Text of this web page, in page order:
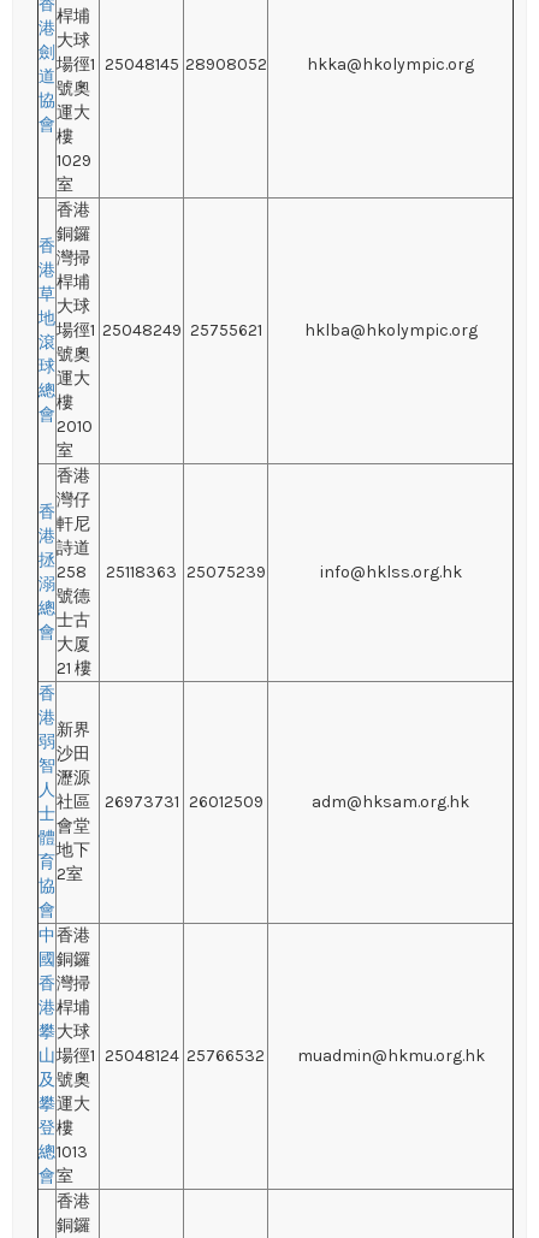
香
港
劍
道
協
會
桿埔
大球
場徑1
號奧
運大
樓
1029
室
25048145 28908052 hkka@hkolympic.org
香
港
草
地
滾
球
總
會
香港
銅鑼
灣掃
桿埔
大球
場徑1
號奧
運大
樓
2010
室
25048249 25755621 hklba@hkolympic.org
香
港
拯
溺
總
會
香港
灣仔
軒尼
詩道
258
號德
士古
大厦
21 樓
25118363 25075239 info@hklss.org.hk
香
港
弱
智
人
士
體
育
協
會
新界
沙田
瀝源
社區
會堂
地下
2室
26973731 26012509 adm@hksam.org.hk
中
國
香
港
攀
山
及
攀
登
總
會
香港
銅鑼
灣掃
桿埔
大球
場徑1
號奧
運大
樓
1013
室
25048124 25766532 muadmin@hkmu.org.hk
香港
銅鑼